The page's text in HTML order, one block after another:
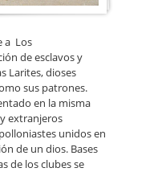
a Los
de esclavos y
Larites, dioses
sus patrones.
en la misma
extranjeros
unidos en
de un dios. Bases
de los clubes se